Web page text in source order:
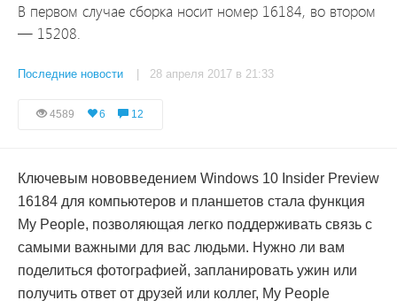
В первом случае сборка носит номер 16184, во втором
— 15208.
Последние новости | 28 апреля 2017 в 21:33
4589 6 12
Ключевым нововведением Windows 10 Insider Preview
16184 для компьютеров и планшетов стала функция
My People, позволяющая легко поддерживать связь с
самыми важными для вас людьми. Нужно ли вам
поделиться фотографией, запланировать ужин или
получить ответ от друзей или коллег, My People